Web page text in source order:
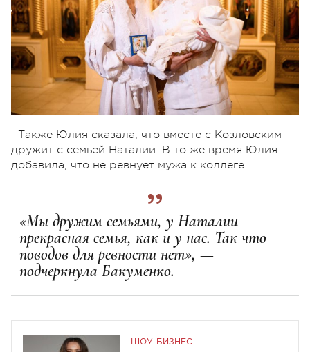
Также Юлия сказала, что вместе с Козловским
дружит с семьёй Наталии. В то же время Юлия
добавила, что не ревнует мужа к коллеге.
«Мы дружим семьями, у Наталии
прекрасная семья, как и у нас. Так что
поводов для ревности нет», —
подчеркнула Бакуменко.
ШОУ-БИЗНЕС